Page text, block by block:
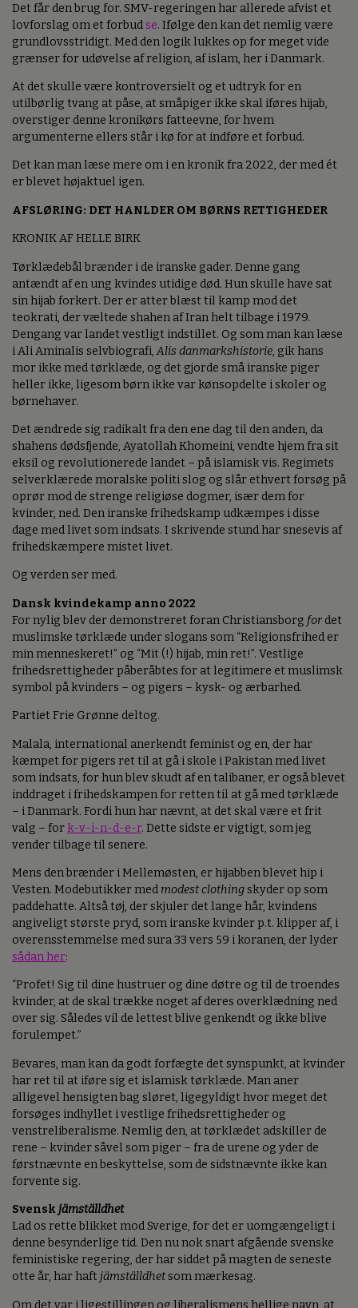
Det får den brug for. SMV-regeringen har allerede afvist et
lovforslag om et forbud se. Ifølge den kan det nemlig være
grundlovsstridigt. Med den logik lukkes op for meget vide
grænser for udøvelse af religion, af islam, her i Danmark.
At det skulle være kontroversielt og et udtryk for en
utilbørlig tvang at påse, at småpiger ikke skal iføres hijab,
overstiger denne kronikørs fatteevne, for hvem
argumenterne ellers står i kø for at indføre et forbud.
Det kan man læse mere om i en kronik fra 2022, der med ét
er blevet højaktuel igen.
AFSLØRING: DET HANLDER OM BØRNS RETTIGHEDER
KRONIK AF HELLE BIRK
Tørklædebål brænder i de iranske gader. Denne gang
antændt af en ung kvindes utidige død. Hun skulle have sat
sin hijab forkert. Der er atter blæst til kamp mod det
teokrati, der væltede shahen af Iran helt tilbage i 1979.
Dengang var landet vestligt indstillet. Og som man kan læse
i Ali Aminalis selvbiografi,Alis danmarkshistorie, gik hans
mor ikke med tørklæde, og det gjorde små iranske piger
heller ikke, ligesom børn ikke var kønsopdelte i skoler og
børnehaver.
Det ændrede sig radikalt fra den ene dag til den anden, da
shahens dødsfjende, Ayatollah Khomeini, vendte hjem fra sit
eksil og revolutionerede landet – på islamisk vis. Regimets
selverklærede moralske politi slog og slår ethvert forsøg på
oprør mod de strenge religiøse dogmer, især dem for
kvinder, ned. Den iranske frihedskamp udkæmpes i disse
dage med livet som indsats. I skrivende stund har snesevis af
frihedskæmpere mistet livet.
Og verden ser med.
Dansk kvindekamp anno 2022
For nylig blev der demonstreret foran Christiansborg fordet
muslimske tørklæde under slogans som “Religionsfrihed er
min menneskeret!” og “Mit (!) hijab, min ret!”. Vestlige
frihedsrettigheder påberåbtes for at legitimere et muslimsk
symbol på kvinders – og pigers – kysk- og ærbarhed.
Partiet Frie Grønne deltog.
Malala, international anerkendt feminist og en, der har
kæmpet for pigers ret til at gå i skole i Pakistan med livet
som indsats, for hun blev skudt af en talibaner, er også blevet
inddraget i frihedskampen for retten til at gå med tørklæde
– i Danmark. Fordi hun har nævnt, at det skal være et frit
valg – fork-v-i-n-d-e-r. Dette sidste er vigtigt, som jeg
vender tilbage til senere.
Mens den brænder i Mellemøsten, er hijabben blevet hip i
Vesten. Modebutikker med modest clothing skyder op som
paddehatte. Altså tøj, der skjuler det lange hår, kvindens
angiveligt største pryd, som iranske kvinder p.t. klipper af, i
overensstemmelse med sura 33 vers 59 i koranen, der lyder
sådan her:
“Profet! Sig til dine hustruer og dine døtre og til de troendes
kvinder, at de skal trække noget af deres overklædning ned
over sig. Således vil de lettest blive genkendt og ikke blive
forulempet.”
Bevares, man kan da godt forfægte det synspunkt, at kvinder
har ret til at iføre sig et islamisk tørklæde. Man aner
alligevel hensigten bag sløret, ligegyldigt hvor meget det
forsøges indhyllet i vestlige frihedsrettigheder og
venstreliberalisme. Nemlig den, at tørklædet adskiller de
rene – kvinder såvel som piger – fra de urene og yder de
førstnævnte en beskyttelse, som de sidstnævnte ikke kan
forvente sig.
Svensk jämställdhet
Lad os rette blikket mod Sverige, for det er uomgængeligt i
denne besynderlige tid. Den nu nok snart afgående svenske
feministiske regering, der har siddet på magten de seneste
otte år, har haft jämställdhet som mærkesag.
Om det var i ligestillingen og liberalismens hellige navn, at